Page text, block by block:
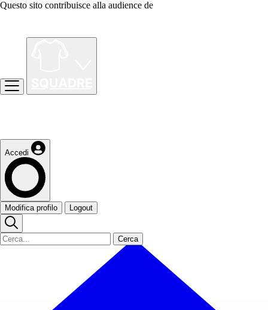
Questo sito contribuisce alla audience de
Accedi
Modifica profilo Logout
Cerca